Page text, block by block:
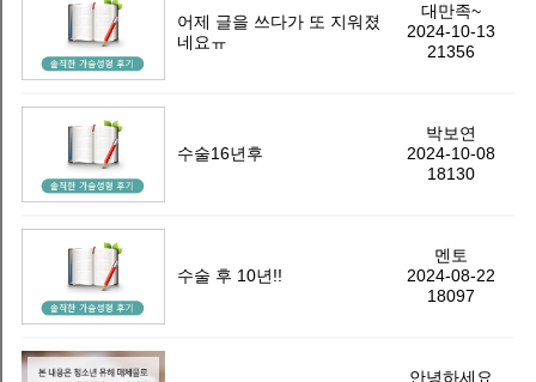
(02-
514-
0500)
방
울
성
형
어제 글을 쓰다가 또 지워졌
네요ㅠ
대만족~
2024-10-13
21356
수술16년후
박보연
2024-10-08
18130
수술 후 10년!!
멘토
2024-08-22
18097
안녕하세요